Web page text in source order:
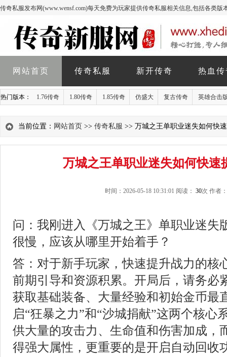
传奇私服发布网(www.wensf.com)每天免费为玩家提供传奇私服相关信息,包括各类
网站首页 传奇私服 新开传奇 热血
热门版本： 1.76传奇 1.80传奇 1.85传奇 仿盛大 复古传奇 英雄合击
当前位置： 网站首页 >> 传奇私服 >> 万城之王单职业迷失如何快
万城之王单职业迷失如何快速
时间：2026-05-18 10:31:01 阅读： 30次 作者
问：我刚进入《万城之王》单职业迷失
很慢，应该从哪里开始着手？
答：对于新手玩家，快速提升战力的核
前期引导和资源积累。开局后，请务必
获取基础装备、大量经验和初始金币最
启“狂暴之力”和“沙城捐献”这两个核心
供大量的攻击力、生命值和伤害加成，
得强大属性，更重要的是开启自动回收